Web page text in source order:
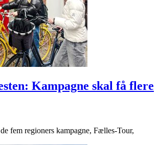
Kampagne skal få flere
fem regioners kampagne, Fælles-Tour,